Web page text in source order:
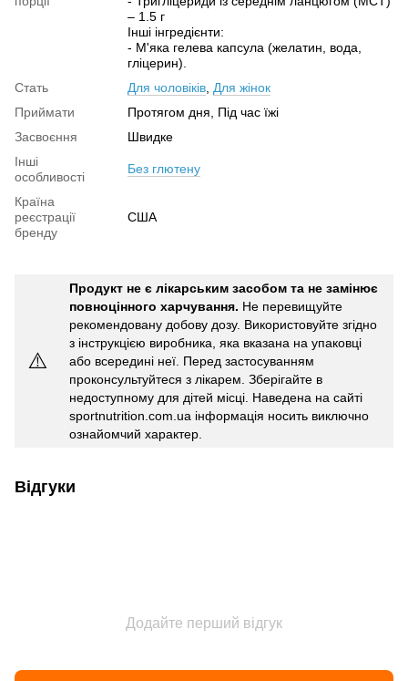
– 1.5 г
Інші інгредієнти:
- М'яка гелева капсула (желатин, вода,
гліцерин).
Стать
Для чоловіків Для жінок
Приймати
Протягом дня, Під час їжі
Засвоєння
Швидке
Інші
особливості
Без глютену
Країна
реєстрації
бренду
США
⚠️
Продукт не є лікарським засобом та не замінює
повноцінного харчування. Не перевищуйте
рекомендовану добову дозу. Використовуйте згідно
з інструкцією виробника, яка вказана на упаковці
або всередині неї. Перед застосуванням
проконсультуйтеся з лікарем. Зберігайте в
недоступному для дітей місці. Наведена на сайті
sportnutrition.com.ua інформація носить виключно
ознайомчий характер.
Відгуки
Додайте перший відгук